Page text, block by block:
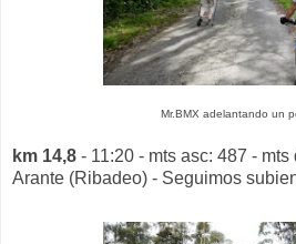
Mr.BMX adelantando un
km 14,8 - 11:20 - mts asc: 487 -
Arante (Ribadeo) - Seguimos